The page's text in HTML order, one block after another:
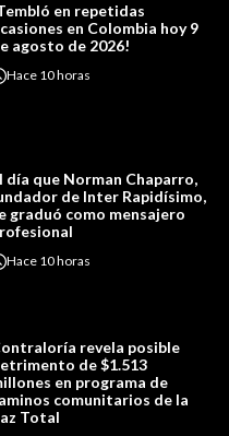
en repetidas
en Colombia hoy 9
agosto de 2026!
Hace 10 horas
día que Norman Chaparro,
de Inter Rapidísimo,
graduó como mensajero
Hace 10 horas
revela posible
de $1.513
en programa de
comunitarios de la
Total